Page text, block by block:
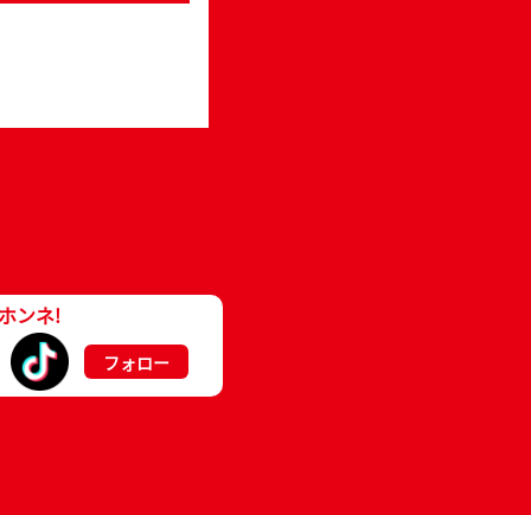
ンネ!
フォロー